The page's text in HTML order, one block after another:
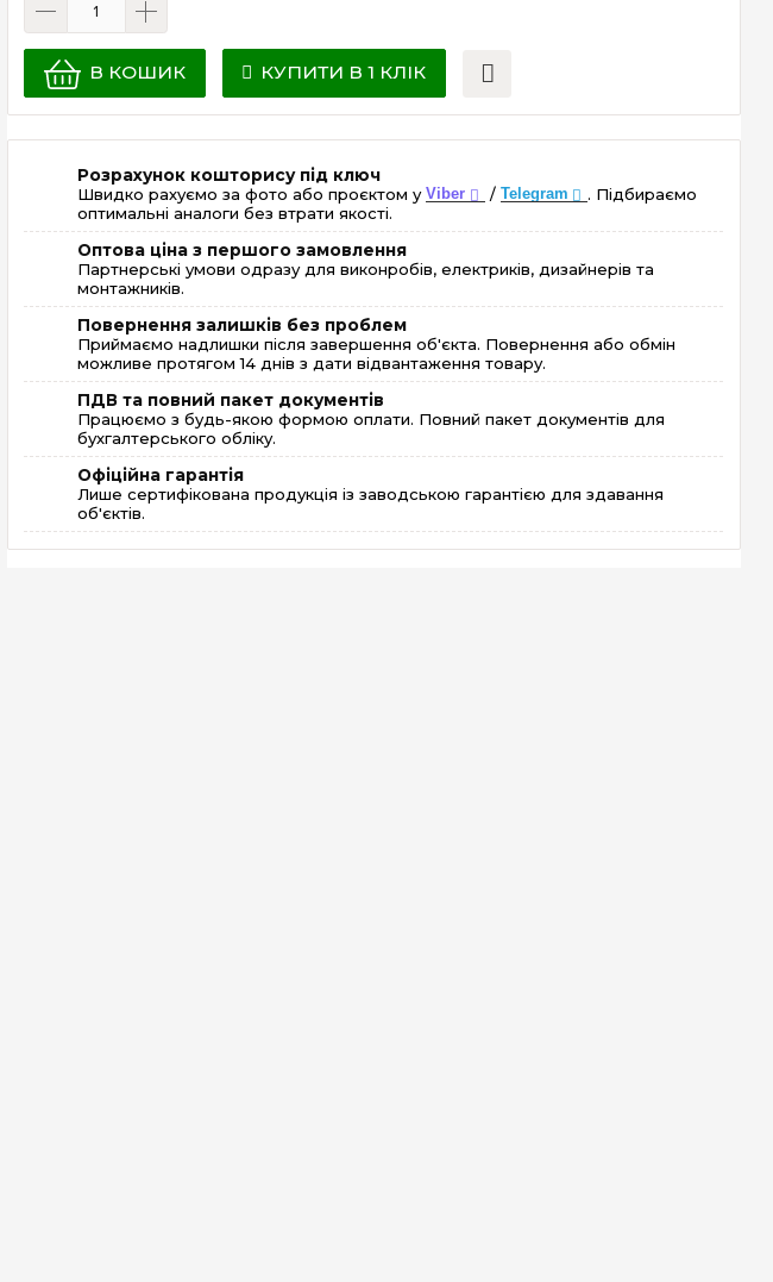
В КОШИК КУПИТИ В 1 КЛІК
Розрахунок кошторису під ключ
Швидко рахуємо за фото або проєктом уViber / Telegram
. Підбираємо
оптимальні аналоги без втрати якості.
Оптова ціна з першого замовлення
Партнерські умови одразу для виконробів, електриків, дизайнерів та
монтажників.
Повернення залишків без проблем
Приймаємо надлишки після завершення об'єкта. Повернення або обмін
можливе протягом 14 днів з дати відвантаження товару.
ПДВ та повний пакет документів
Працюємо з будь-якою формою оплати. Повний пакет документів для
бухгалтерського обліку.
Офіційна гарантія
Лише сертифікована продукція із заводською гарантією для здавання
об'єктів.